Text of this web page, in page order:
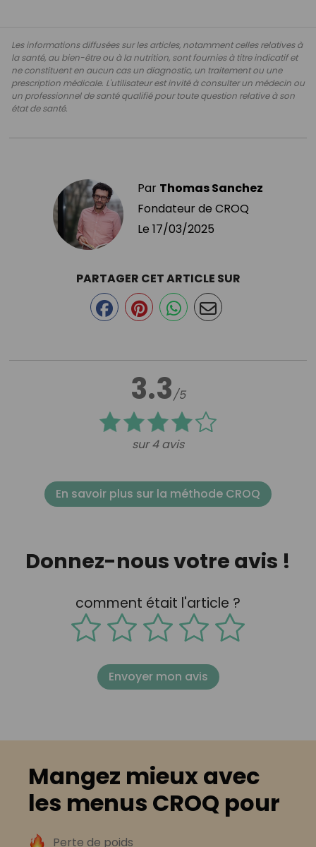
Les informations diffusées sur les articles, notamment celles relatives à
la santé, au bien-être ou à la nutrition, sont fournies à titre indicatif et
ne constituent en aucun cas un diagnostic, un traitement ou une
prescription médicale. L'utilisateur est invité à consulter un médecin ou
un professionnel de santé qualifié pour toute question relative à son
état de santé.
Par Thomas Sanchez
Fondateur de CROQ
Le 17/03/2025
3.3/5
sur 4 avis
PARTAGER CET ARTICLE SUR
En savoir plus sur la méthode CROQ
Donnez-nous votre avis !
comment était l'article ?
Envoyer mon avis
Mangez mieux avec
les menus CROQ pour
Perte de poids